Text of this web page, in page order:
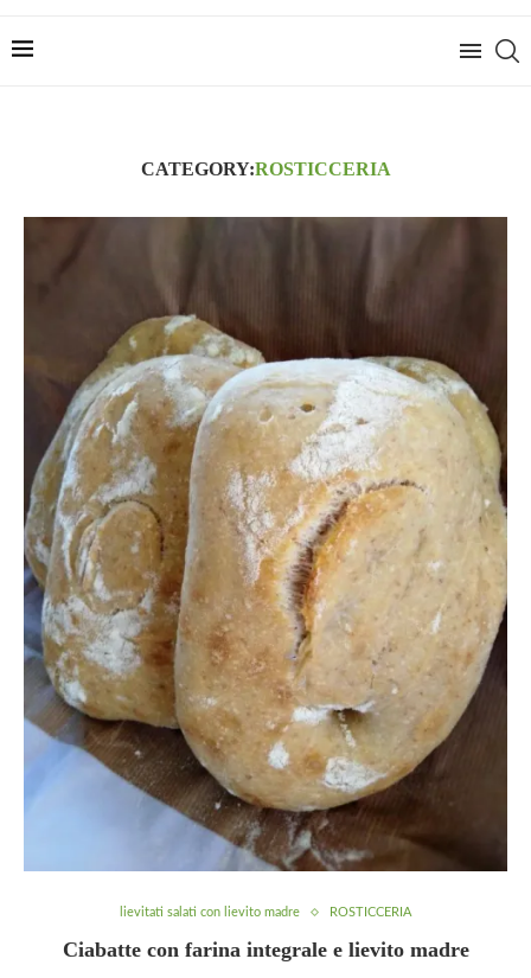
CATEGORY:ROSTICCERIA
lievitati salati con lievito madre ROSTICCERIA
Ciabatte con farina integrale e lievito madre